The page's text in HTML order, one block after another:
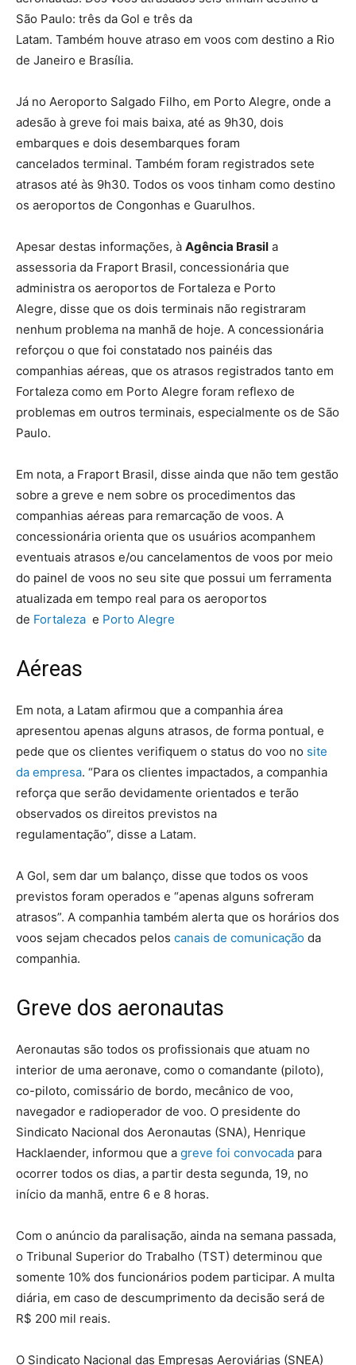
São Paulo: três da Gol e três da
Latam. Também houve atraso em voos com destino a Rio
de Janeiro e Brasília.
Já no Aeroporto Salgado Filho, em Porto Alegre, onde a
adesão à greve foi mais baixa, até as 9h30, dois
embarques e dois desembarques foram
cancelados terminal. Também foram registrados sete
atrasos até às 9h30. Todos os voos tinham como destino
os aeroportos de Congonhas e Guarulhos.
Apesar destas informações, à Agência Brasil a
assessoria da Fraport Brasil, concessionária que
administra os aeroportos de Fortaleza e Porto
Alegre, disse que os dois terminais não registraram
nenhum problema na manhã de hoje. A concessionária
reforçou o que foi constatado nos painéis das
companhias aéreas, que os atrasos registrados tanto em
Fortaleza como em Porto Alegre foram reflexo de
problemas em outros terminais, especialmente os de São
Paulo.
Em nota, a Fraport Brasil, disse ainda que não tem gestão
sobre a greve e nem sobre os procedimentos das
companhias aéreas para remarcação de voos. A
concessionária orienta que os usuários acompanhem
eventuais atrasos e/ou cancelamentos de voos por meio
do painel de voos no seu site que possui um ferramenta
atualizada em tempo real para os aeroportos
de Fortaleza e Porto Alegre
Aéreas
Em nota, a Latam afirmou que a companhia área
apresentou apenas alguns atrasos, de forma pontual, e
pede que os clientes verifiquem o status do voo no site
da empresa. “Para os clientes impactados, a companhia
reforça que serão devidamente orientados e terão
observados os direitos previstos na
regulamentação”, disse a Latam.
A Gol, sem dar um balanço, disse que todos os voos
previstos foram operados e “apenas alguns sofreram
atrasos”. A companhia também alerta que os horários dos
voos sejam checados pelos canais de comunicação da
companhia.
Greve dos aeronautas
Aeronautas são todos os profissionais que atuam no
interior de uma aeronave, como o comandante (piloto),
co-piloto, comissário de bordo, mecânico de voo,
navegador e radioperador de voo. O presidente do
Sindicato Nacional dos Aeronautas (SNA), Henrique
Hacklaender, informou que a greve foi convocada para
ocorrer todos os dias, a partir desta segunda, 19, no
início da manhã, entre 6 e 8 horas.
Com o anúncio da paralisação, ainda na semana passada,
o Tribunal Superior do Trabalho (TST) determinou que
somente 10% dos funcionários podem participar. A multa
diária, em caso de descumprimento da decisão será de
R$ 200 mil reais.
O Sindicato Nacional das Empresas Aeroviárias (SNEA)